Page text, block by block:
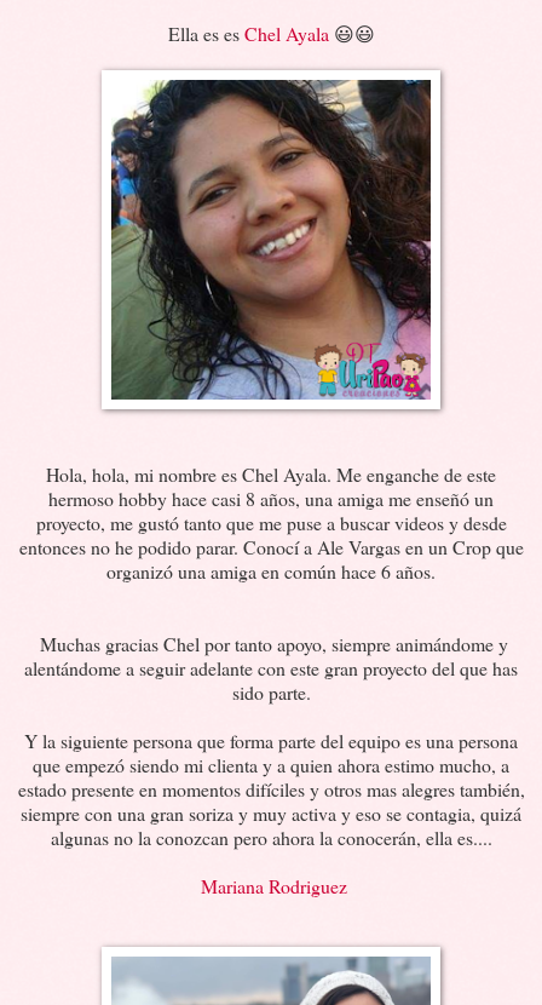
Ella es esChel Ayala😃😃
Hola, hola, mi nombre es Chel Ayala. Me enganche de este
hermoso hobby hace casi 8 años, una amiga me enseñó un
proyecto, me gustó tanto que me puse a buscar videos y desde
entonces no he podido parar. Conocí a Ale Vargas en un Crop que
organizó una amiga en común hace 6 años.
Muchas gracias Chel por tanto apoyo, siempre animándome y
alentándome a seguir adelante con este gran proyecto del que has
sido parte.
Y la siguiente persona que forma parte del equipo es una persona
que empezó siendo mi clienta y a quien ahora estimo mucho, a
estado presente en momentos difíciles y otros mas alegres también,
siempre con una gran soriza y muy activa y eso se contagia, quizá
algunas no la conozcan pero ahora la conocerán, ella es....
Mariana Rodriguez